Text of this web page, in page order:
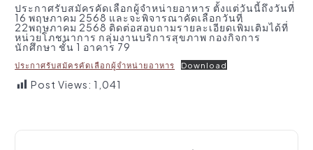
ประกาศรับสมัครคัดเลือกผู้จำหน่ายอาหาร ตั้งแต่วันนี้ถึงวันที่
16 พฤษภาคม 2568 และจะพิจารณาคัดเลือกวันที่
22พฤษภาคม 2568 ติดต่อสอบถามรายละเอียดเพิ่มเติมได้ที่
หน่วยโภชนาการ กลุ่มงานบริการสุขภาพ กองกิจการ
นักศึกษา ชั้น 1 อาคาร 79
ประกาศรับสมัครคัดเลือกผู้จำหน่ายอาหาร Download
Post Views: 1,041